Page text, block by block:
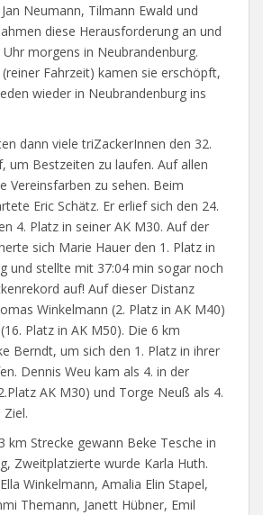
Neumann, Tilmann Ewald und
diese Herausforderung an und
morgens in Neubrandenburg.
Fahrzeit) kamen sie erschöpft,
wieder in Neubrandenburg ins
dann viele triZackerInnen den 32.
um Bestzeiten zu laufen. Auf allen
Vereinsfarben zu sehen. Beim
Eric Schätz. Er erlief sich den 24.
4. Platz in seiner AK M30. Auf der
sich Marie Hauer den 1. Platz in
und stellte mit 37:04 min sogar noch
auf! Auf dieser Distanz
Winkelmann (2. Platz in AK M40)
Platz in AK M50). Die 6 km
Berndt, um sich den 1. Platz in ihrer
Dennis Weu kam als 4. in der
AK M30) und Torge Neuß als 4.
Ziel.
km Strecke gewann Beke Tesche in
Zweitplatzierte wurde Karla Huth.
Winkelmann, Amalia Elin Stapel,
Themann, Janett Hübner, Emil